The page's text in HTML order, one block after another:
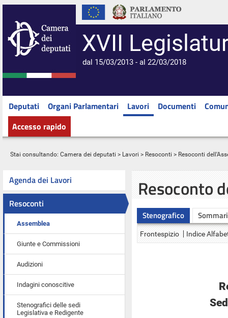
XVII
dal 15/03/2013 - al 22/03/2018
Deputati Organi Parlamentari Lavori Documenti
Accesso rapido
Stai consultando: Camera dei deputati > Lavori > Resoconti > Resoconti
Agenda dei Lavori
Resoconti
Assemblea
Giunte e Commissioni
Audizioni
Indagini conoscitive
Stenografici delle sedi
Legislativa e Redigente
Resoconto
Stenografico
Frontespizio Indice